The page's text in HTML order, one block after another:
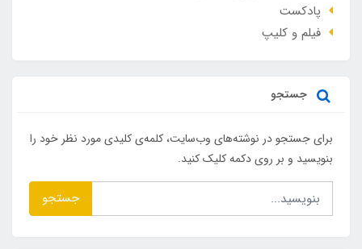
پادکست
فیلم و کلیپ
جستجو
برای جستجو در نوشته‌های وب‌سایت، کلمه‌ی کلیدی مورد نظر خود را
بنویسید و بر روی دکمه کلیک کنید.
جستجو